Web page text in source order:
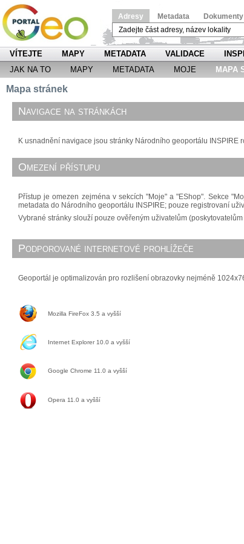
Adresy Metadata Dokumenty
VÍTEJTE MAPY METADATA VALIDACE
JAK NA TO
MAPY METADATA MOJE MAPA
Mapa stránek
Navigace na stránkách
K usnadnění navigace jsou stránky Národního geoportálu
Omezení přístupu
Přístup je omezen zejména v sekcích "Moje" a "EShop". Sekce
metadata do Národního geoportálu INSPIRE; pouze registrovaní
Vybrané stránky slouží pouze ověřeným uživatelům
Podporované internetové prohlížeče
Geoportál je optimalizován pro rozlišení obrazovky nejméně
Mozilla FireFox 3.5 a vyšší
Internet Explorer 10.0 a vyšší
Google Chrome 11.0 a vyšší
Opera 11.0 a vyšší